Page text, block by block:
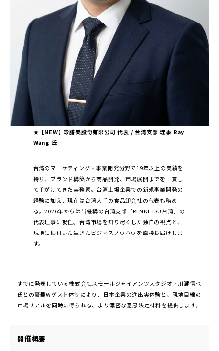
★【NEW】珍膳美股份有限公司 代表 / 台湾支部 理事 Ray
Wang 氏
台湾のマーケティング・事業開発分野で19年以上の実績を
持ち、ブランド構築から商品開発、市場展開までを一貫し
て手がけてきた実務家。台湾上場企業での新規事業開発の
経験に加え、現在は台湾大手の食品卸会社の代表も務め
る。2026年からは当機構の台湾支部「RENKETSU台湾」の
代表理事に就任。台湾市場を知り尽くした独自の視点と、
現地に根付いた生きたビジネスノウハウを直接お届けしま
す。
すでに発表している株式会社スモールジャイアンツスタジオ・川瀧信也
氏との豪華Wゲスト体制により、日本企業の進出実体験と、現地目線の
市場リアルを同時に得られる、より濃密な意思決定材料を提供します。
開催概要